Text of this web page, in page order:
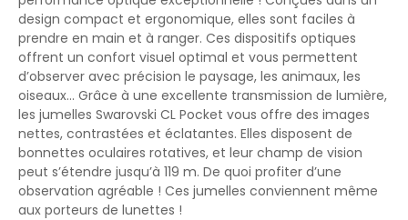
design compact et ergonomique, elles sont faciles à
prendre en main et à ranger. Ces dispositifs optiques
offrent un confort visuel optimal et vous permettent
d’observer avec précision le paysage, les animaux, les
oiseaux… Grâce à une excellente transmission de lumière,
les jumelles Swarovski CL Pocket vous offre des images
nettes, contrastées et éclatantes. Elles disposent de
bonnettes oculaires rotatives, et leur champ de vision
peut s’étendre jusqu’à 119 m. De quoi profiter d’une
observation agréable ! Ces jumelles conviennent même
aux porteurs de lunettes !